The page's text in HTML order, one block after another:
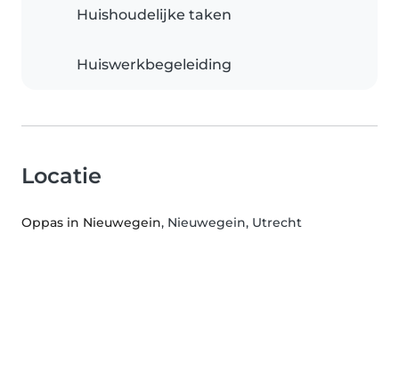
Huishoudelijke taken
Huiswerkbegeleiding
Locatie
Oppas in Nieuwegein, Nieuwegein, Utrecht